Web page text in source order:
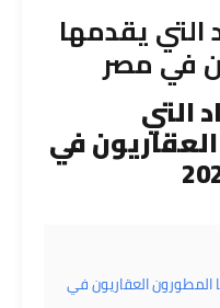
يقدمها
في مصر
التي
في
العقاريون في